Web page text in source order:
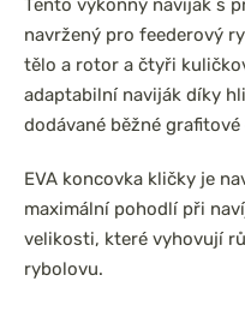
Tento výkonný naviják s
navržený pro feederový
tělo a rotor a čtyři
adaptabilní naviják díky
dodávané běžné grafitové
EVA koncovka kličky je
maximální pohodlí při
velikosti, které vyhovují
rybolovu.